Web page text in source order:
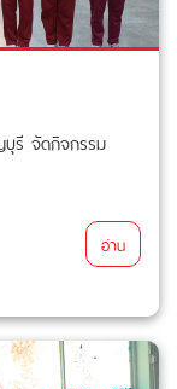
บุรี จัดกิจกรรม
อ่าน